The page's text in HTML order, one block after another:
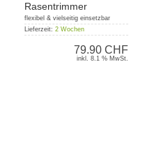
Rasentrimmer
flexibel & vielseitig einsetzbar
Lieferzeit: 2 Wochen
79.90 CHF
inkl. 8.1 % MwSt.